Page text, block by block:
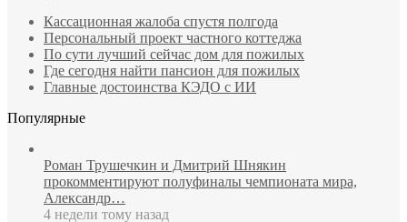
Кассационная жалоба спустя полгода
Персональный проект частного коттеджа
По сути лучший сейчас дом для пожилых
Где сегодня найти пансион для пожилых
Главные достоинства КЭДО с ИИ
Популярные
Роман Трушечкин и Дмитрий Шнякин
прокомментируют полуфиналы чемпионата мира,
Александр…
4 недели тому назад